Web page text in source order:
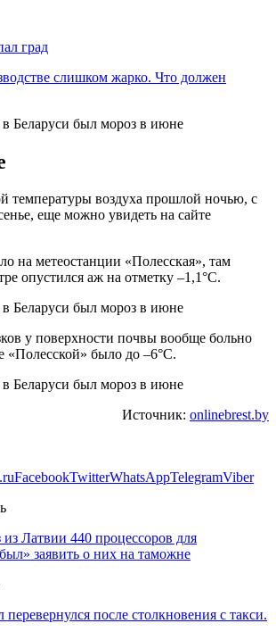
град
слишком жарко. Что должен
температуры воздуха прошлой ночью, с
еще можно увидеть на сайте
на метеостанции «Полесская», там
опустился аж на отметку –1,1°С.
у поверхности почвы вообще больно
«Полесской» было до –6°С.
Источник: onlinebrest.by
FacebookTwitterWhatsAppTelegramViber
Латвии 440 процессоров для
заявить о них на таможне
после столкновения с такси.